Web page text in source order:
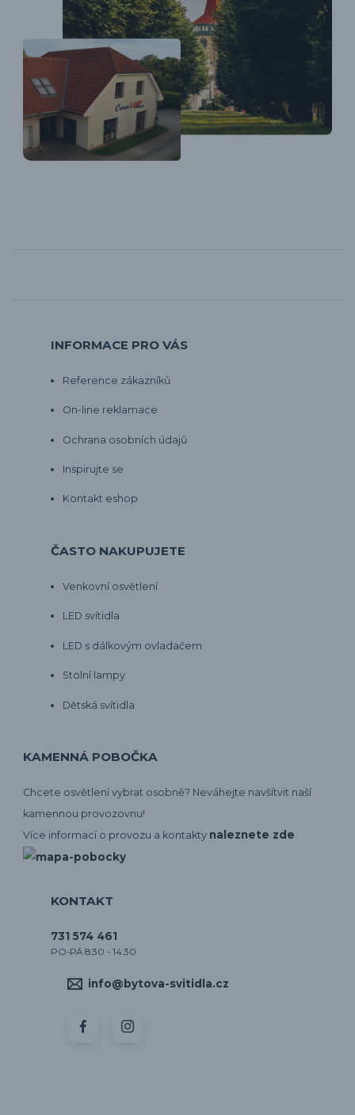
INFORMACE PRO VÁS
Reference zákazníků
On-line reklamace
Ochrana osobních údajů
Inspirujte se
Kontakt eshop
ČASTO NAKUPUJETE
Venkovní osvětlení
LED svítidla
LED s dálkovým ovladačem
Stolní lampy
Dětská svítidla
KAMENNÁ POBOČKA
Chcete osvětlení vybrat osobně? Neváhejte navšítvit naší
kamennou provozovnu!
Více informací o provozu a kontakty naleznete zde
KONTAKT
731 574 461
PO-PÁ 8:30 - 14:30
info@bytova-svitidla.cz